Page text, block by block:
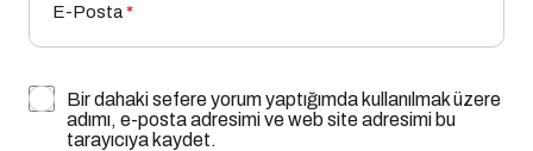
E-Posta*
Bir dahaki sefere yorum yaptığımda kullanılmak üzere
adımı, e-posta adresimi ve web site adresimi bu
tarayıcıya kaydet.